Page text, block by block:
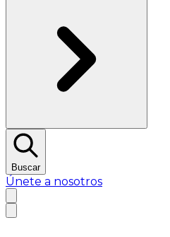
Buscar
Únete a nosotros